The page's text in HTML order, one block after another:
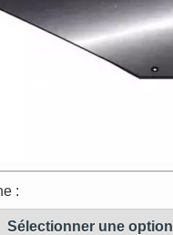
:
Sélectionner une option